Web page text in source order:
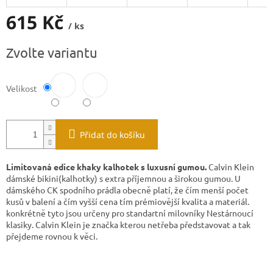
615 Kč / ks
cena:
Zvolte variantu
Velikost
Přidat do košíku
Limitovaná edice khaky kalhotek s luxusní gumou.Calvin Klein
dámské bikini(kalhotky) s extra příjemnou a širokou gumou. U
dámského CK spodního prádla obecně platí, že čím menší počet
kusů v balení a čím vyšší cena tím prémiovější kvalita a materiál.
konkrétně tyto jsou určeny pro standartní milovníky Nestárnoucí
klasiky. Calvin Klein je značka kterou netřeba představovat a tak
přejdeme rovnou k věci.